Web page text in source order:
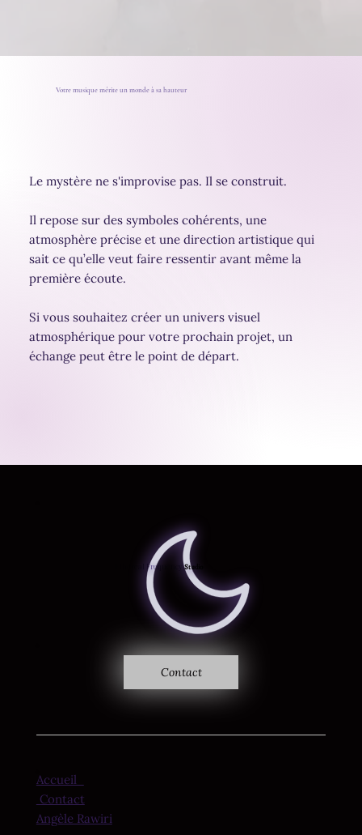
Votre musique mérite un monde à sa hauteur
Le mystère ne s'improvise pas. Il se construit.
Il repose sur des symboles cohérents, une
atmosphère précise et une direction artistique qui
sait ce qu’elle veut faire ressentir avant même la
première écoute.
Si vous souhaitez créer un univers visuel
atmosphérique pour votre prochain projet, un
échange peut être le point de départ.
Ethereal FrequencyStudio
Contact
Accueil
Contact
Angèle Rawiri